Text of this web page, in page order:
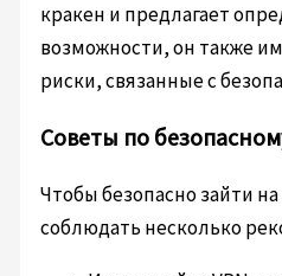
кракен и предлагает
возможности, он также
риски, связанные с
Советы по
Чтобы безопасно зайти
соблюдать несколько